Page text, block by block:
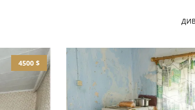
4500 $